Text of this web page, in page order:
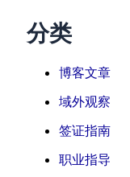
分类
博客文章
域外观察
签证指南
职业指导